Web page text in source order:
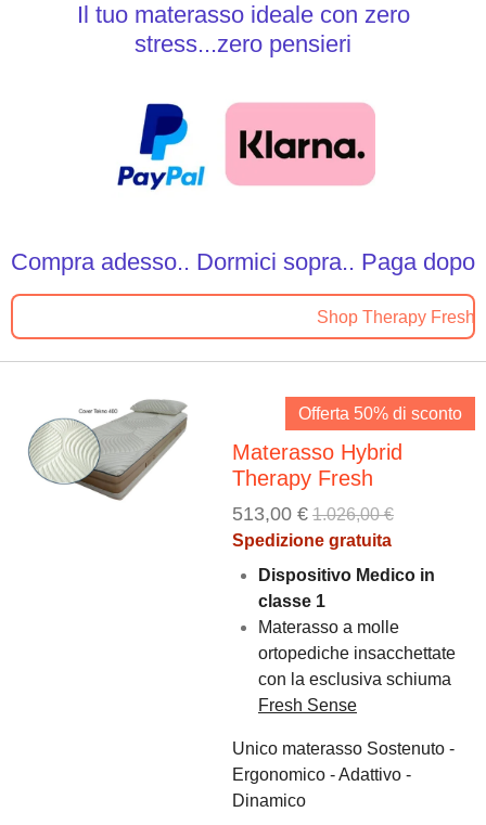
Il tuo materasso ideale con zero
stress...zero pensieri
Compra adesso.. Dormici sopra.. Paga dopo
Shop Therapy Fresh
Offerta 50% di sconto
Materasso Hybrid
Therapy Fresh
513,00 € 1.026,00 €
Spedizione gratuita
Dispositivo Medico in
classe 1
Materasso a molle
ortopediche insacchettate
con la esclusiva schiuma
Fresh Sense
Unico materasso Sostenuto -
Ergonomico - Adattivo -
Dinamico